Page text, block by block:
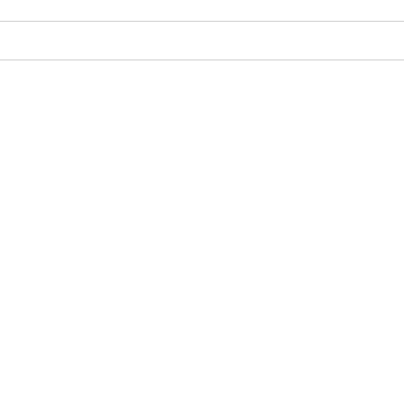
260 Notice: Trying to get property of non-object in
on line 260 0